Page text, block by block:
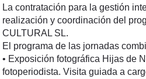
La contratación para la gestión
realización y coordinación del
CULTURAL SL.
El programa de las jornadas
• Exposición fotográfica Hijas de
fotoperiodista. Visita guiada a